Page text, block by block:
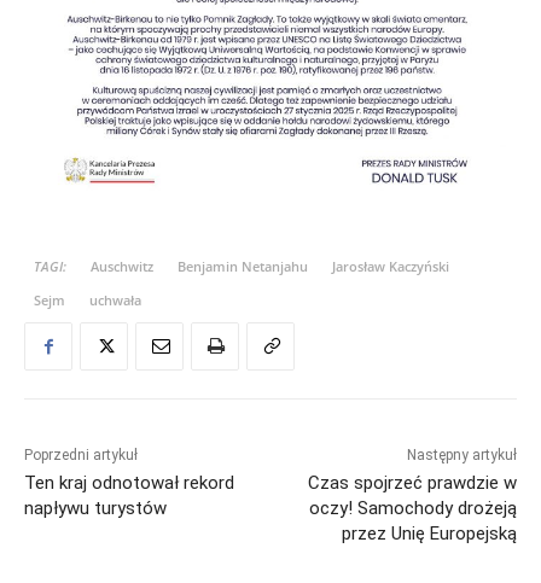
TAGI: Auschwitz Benjamin Netanjahu
Jarosław Kaczyński
Sejm
uchwała
Poprzedni artykuł
Ten kraj odnotował rekord
napływu turystów
Następny artykuł
Czas spojrzeć prawdzie w
oczy! Samochody drożeją
przez Unię Europejską